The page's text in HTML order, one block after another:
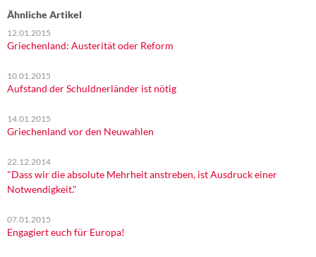
Ähnliche Artikel
12.01.2015
Griechenland: Austerität oder Reform
10.01.2015
Aufstand der Schuldnerländer ist nötig
14.01.2015
Griechenland vor den Neuwahlen
22.12.2014
"Dass wir die absolute Mehrheit anstreben, ist Ausdruck einer
Notwendigkeit."
07.01.2015
Engagiert euch für Europa!